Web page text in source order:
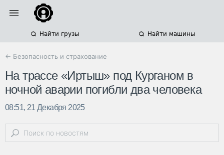
Найти грузы Найти машины
← Безопасность и страхование
На трассе «Иртыш» под Курганом в
ночной аварии погибли два человека
08:51, 21 Декабря 2025